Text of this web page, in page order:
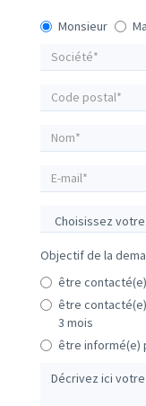
Monsieur
Objectif de la
être
être
3 mois
être informé(e)